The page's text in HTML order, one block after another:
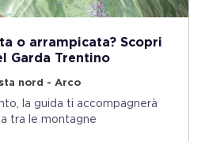
o arrampicata? Scopri
Garda Trentino
nord - Arco
la guida ti accompagnerà
tra le montagne